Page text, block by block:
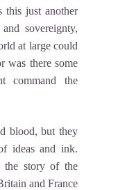
this just another
sovereignty,
at large could
was there some
command the
blood, but they
ideas and ink.
the story of the
and France